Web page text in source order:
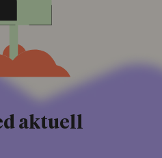
aktuell